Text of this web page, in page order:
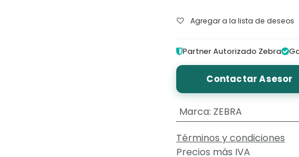
Agregar a la lista de deseos
Partner Autorizado Zebra
Contactar Asesor
Marca: ZEBRA
Términos y condiciones
Precios más IVA